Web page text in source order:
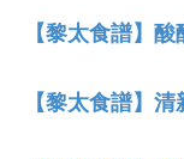
【黎太食譜】
【黎太食譜】